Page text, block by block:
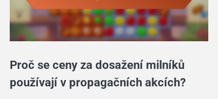
Proč se ceny za dosažení milníků
používají v propagačních akcích?